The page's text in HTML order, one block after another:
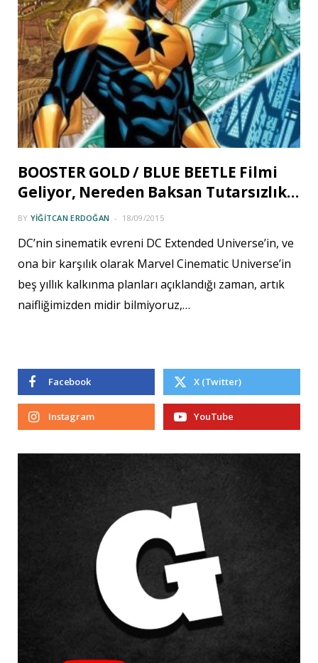
BOOSTER GOLD / BLUE BEETLE Filmi
Geliyor, Nereden Baksan Tutarsızlık…
BY YIĞITCAN ERDOĞAN 18/09/2015
DC’nin sinematik evreni DC Extended Universe’in, ve
ona bir karşılık olarak Marvel Cinematic Universe’in
beş yıllık kalkınma planları açıklandığı zaman, artık
naifliğimizden midir bilmiyoruz,…
Facebook X (Twitter)
Instagram YouTube